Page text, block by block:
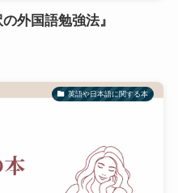
外国語勉強法』
英語や日本語に関する本